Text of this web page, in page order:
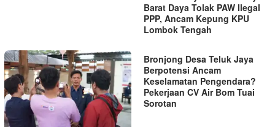
Barat Daya Tolak PAW Ilegal
PPP, Ancam Kepung KPU
Lombok Tengah
Bronjong Desa Teluk Jaya
Berpotensi Ancam
Keselamatan Pengendara?
Pekerjaan CV Air Bom Tuai
Sorotan